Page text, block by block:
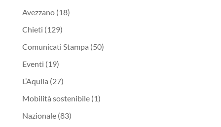
Avezzano(18)
Chieti (129)
Comunicati Stampa (50)
Eventi (19)
L’Aquila (27)
Mobilità sostenibile(1)
Nazionale(83)